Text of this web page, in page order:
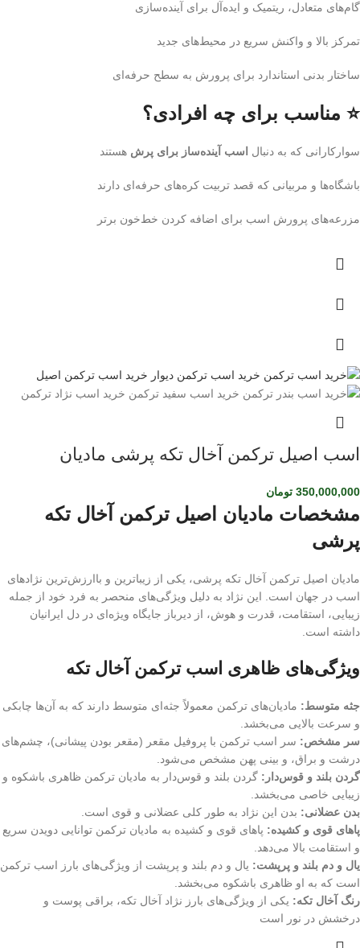
گام‌های متعادل، ریتمیک و ایده‌آل برای آینده‌سازی
تمرکز بالا و واکنش سریع در محیط‌های جدید
ساختار بدنی استاندارد برای پرورش به سطح حرفه‌ای
⭐ مناسب برای چه افرادی؟
سوارکارانی که به دنبال اسب آینده‌ساز برای پرش هستند
باشگاه‌ها و مربیانی که قصد تربیت کره‌های حرفه‌ای دارند
مزرعه‌های پرورش اسب برای اضافه کردن خط‌خون برتر
اسب اصیل ترکمن آخال تکه پرشی مادیان
350,000,000 تومان
مشخصات مادیان اصیل ترکمن آخال تکه
پرشی
مادیان اصیل ترکمن آخال تکه پرشی، یکی از زیباترین و باارزش‌ترین نژادهای
اسب در جهان است. این نژاد به دلیل ویژگی‌های منحصر به فرد خود از جمله
زیبایی، استقامت، قدرت و هوش، از دیرباز جایگاه ویژه‌ای در دل ایرانیان
داشته است.
ویژگی‌های ظاهری اسب ترکمن آخال تکه
جثه متوسط: مادیان‌های ترکمن معمولاً جثه‌ای متوسط دارند که به آن‌ها چابکی
و سرعت بالایی می‌بخشد.
سر مشخص: سر اسب ترکمن با پروفیل مقعر (مقعر بودن پیشانی)، چشم‌های
درشت و براق، و بینی پهن مشخص می‌شود.
گردن بلند و قوس‌دار: گردن بلند و قوس‌دار به مادیان ترکمن ظاهری باشکوه و
زیبایی خاصی می‌بخشد.
بدن عضلانی: بدن این نژاد به طور کلی عضلانی و قوی است.
پاهای قوی و کشیده: پاهای قوی و کشیده به مادیان ترکمن توانایی دویدن سریع
و استقامت بالا می‌دهد.
یال و دم بلند و پرپشت: یال و دم بلند و پرپشت از ویژگی‌های بارز اسب ترکمن
است که به او ظاهری باشکوه می‌بخشد.
رنگ آخال تکه: یکی از ویژگی‌های بارز نژاد آخال تکه، براقی پوست و
درخشش در نور است